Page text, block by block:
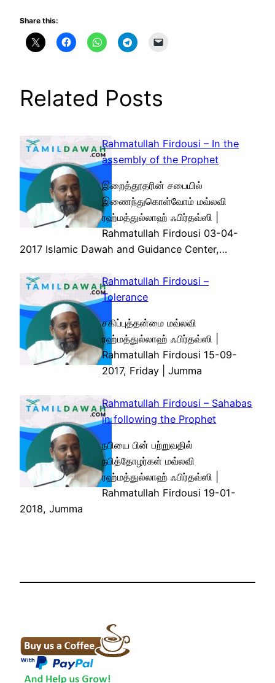
Share this:
Related Posts
Rahmatullah Firdousi – In the
assembly of the Prophet
இறைத்தூதரின் சபையில்
இணைந்துகொள்வோம் மவ்லவி
ரஹ்மத்துல்லாஹ் ஃபிர்தவ்ஸி |
Rahmatullah Firdousi 03-04-
2017 Islamic Dawah and Guidance Center,…
Rahmatullah Firdousi –
Tolerance
சகிப்புத்தன்மை மவ்லவி
ரஹ்மத்துல்லாஹ் ஃபிர்தவ்ஸி |
Rahmatullah Firdousi 15-09-
2017, Friday | Jumma
Rahmatullah Firdousi – Sahabas
in following the Prophet
நபியை பின் பற்றுவதில்
நபித்தோழர்கள் மவ்லவி
ரஹ்மத்துல்லாஹ் ஃபிர்தவ்ஸி |
Rahmatullah Firdousi 19-01-
2018, Jumma